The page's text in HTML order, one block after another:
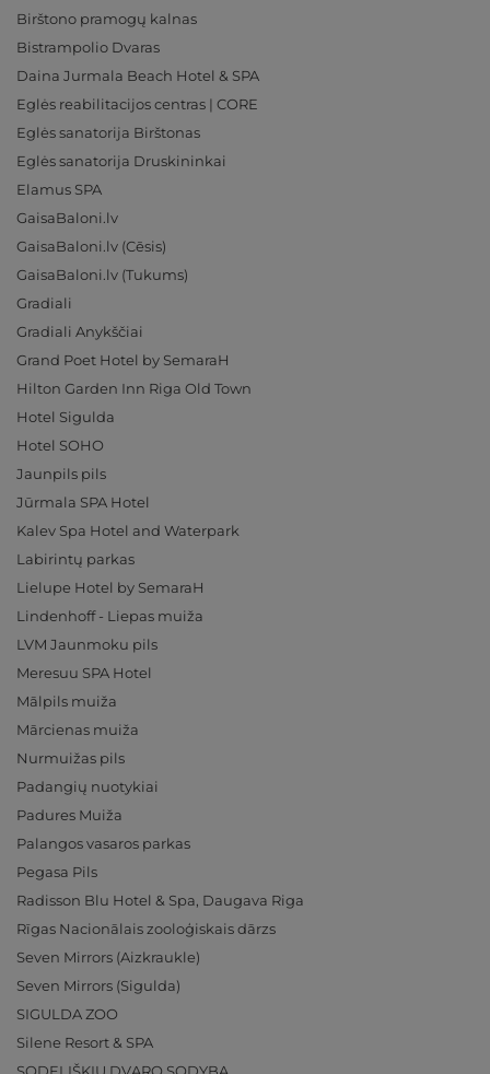
Birštono pramogų kalnas
Bistrampolio Dvaras
Daina Jurmala Beach Hotel & SPA
Eglės reabilitacijos centras | CORE
Eglės sanatorija Birštonas
Eglės sanatorija Druskininkai
Elamus SPA
GaisaBaloni.lv
GaisaBaloni.lv (Cēsis)
GaisaBaloni.lv (Tukums)
Gradiali
Gradiali Anykščiai
Grand Poet Hotel by SemaraH
Hilton Garden Inn Riga Old Town
Hotel Sigulda
Hotel SOHO
Jaunpils pils
Jūrmala SPA Hotel
Kalev Spa Hotel and Waterpark
Labirintų parkas
Lielupe Hotel by SemaraH
Lindenhoff - Liepas muiža
LVM Jaunmoku pils
Meresuu SPA Hotel
Mālpils muiža
Mārcienas muiža
Nurmuižas pils
Padangių nuotykiai
Padures Muiža
Palangos vasaros parkas
Pegasa Pils
Radisson Blu Hotel & Spa, Daugava Riga
Rīgas Nacionālais zooloģiskais dārzs
Seven Mirrors (Aizkraukle)
Seven Mirrors (Sigulda)
SIGULDA ZOO
Silene Resort & SPA
SODELIŠKIŲ DVARO SODYBA